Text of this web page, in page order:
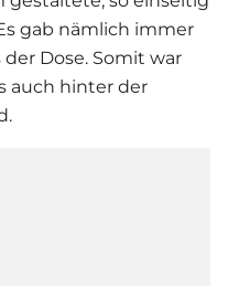
gab nämlich immer
Dose. Somit war
auch hinter der